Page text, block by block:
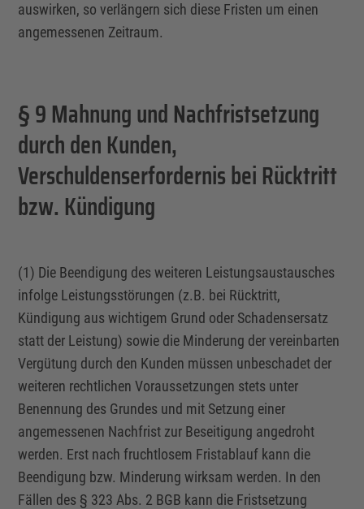
auswirken, so verlängern sich diese Fristen um einen
angemessenen Zeitraum.
§ 9 Mahnung und Nachfristsetzung
durch den Kunden,
Verschuldenserfordernis bei Rücktritt
bzw. Kündigung
(1) Die Beendigung des weiteren Leistungsaustausches
infolge Leistungsstörungen (z.B. bei Rücktritt,
Kündigung aus wichtigem Grund oder Schadensersatz
statt der Leistung) sowie die Minderung der vereinbarten
Vergütung durch den Kunden müssen unbeschadet der
weiteren rechtlichen Voraussetzungen stets unter
Benennung des Grundes und mit Setzung einer
angemessenen Nachfrist zur Beseitigung angedroht
werden. Erst nach fruchtlosem Fristablauf kann die
Beendigung bzw. Minderung wirksam werden. In den
Fällen des § 323 Abs. 2 BGB kann die Fristsetzung